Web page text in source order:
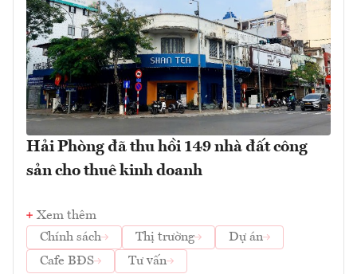
Hải Phòng đã thu hồi 149 nhà đất công
sản cho thuê kinh doanh
Xem thêm
Chính sách
Thị trường
Dự án
Cafe BĐS
Tư vấn